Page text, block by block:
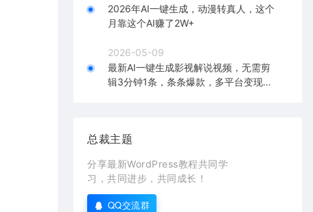
2026年AI一键生成，动漫转真人，这个
月靠这个AI赚了2W+
2026-05-09
最新AI一键生成影视解说视频，无需剪
辑3分钟1条，条条爆款，多平台变现日
总裁主题
分享最新WordPress教程共同学
习，共同进步，共同成长！
QQ交流群